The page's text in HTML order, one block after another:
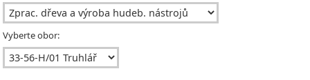
Vyberte obor: